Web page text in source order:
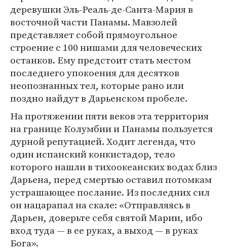
деревушки Эль-Реаль-де-Санта-Мария в
восточной части Панамы. Мавзолей
представляет собой прямоугольное
строение с 100 нишами для человеческих
останков. Ему предстоит стать местом
последнего упокоения для десятков
неопознанных тел, которые рано или
поздно найдут в Дарьенском пробеле.
На протяжении пяти веков эта территория
на границе Колумбии и Панамы пользуется
дурной репутацией. Ходит легенда, что
один испанский конкистадор, тело
которого нашли в тихоокеанских водах близ
Дарьена, перед смертью оставил потомкам
устрашающее послание. Из последних сил
он нацарапал на скале: «Отправляясь в
Дарьен, доверьте себя святой Марии, ибо
вход туда ― в ее руках, а выход ― в руках
Бога».